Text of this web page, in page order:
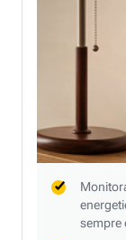
sempre